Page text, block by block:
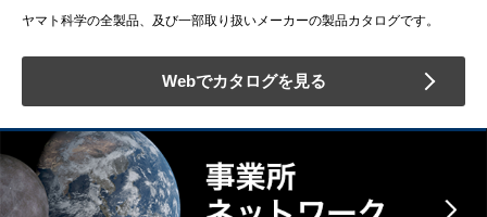
ヤマト科学の全製品、及び一部取り扱いメーカーの製品カタログです。
Webでカタログを見る